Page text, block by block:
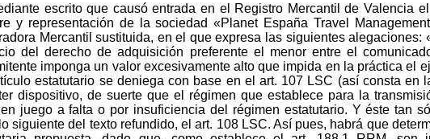
escrito que causó entrada en el Registro Mercantil de Valencia
y representación de la sociedad «Planet España Travel
Mercantil sustituida, en el que expresa las siguientes
del derecho de adquisición preferente el menor entre el
imponga un valor excesivamente alto que impida en la práctica el
estatutario se deniega con base en el art. 107 LSC (así consta en
dispositivo, de suerte que el régimen que establece para la
juego a falta o por insuficiencia del régimen estatutario. Y éste tan
siguiente del texto refundido, el art. 108 LSC. Así pues, habrá que